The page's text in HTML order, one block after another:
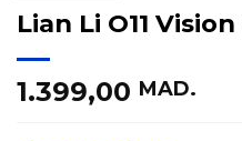
Lian Li O11
1.399,00 MAD.